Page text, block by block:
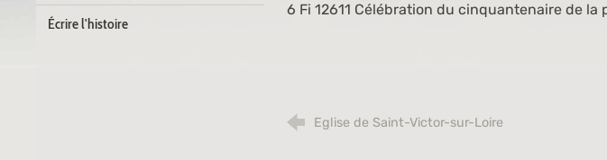
Écrire l'histoire
6 Fi 12611 Célébration du cinquantenaire de la
Eglise de Saint-Victor-sur-Loire